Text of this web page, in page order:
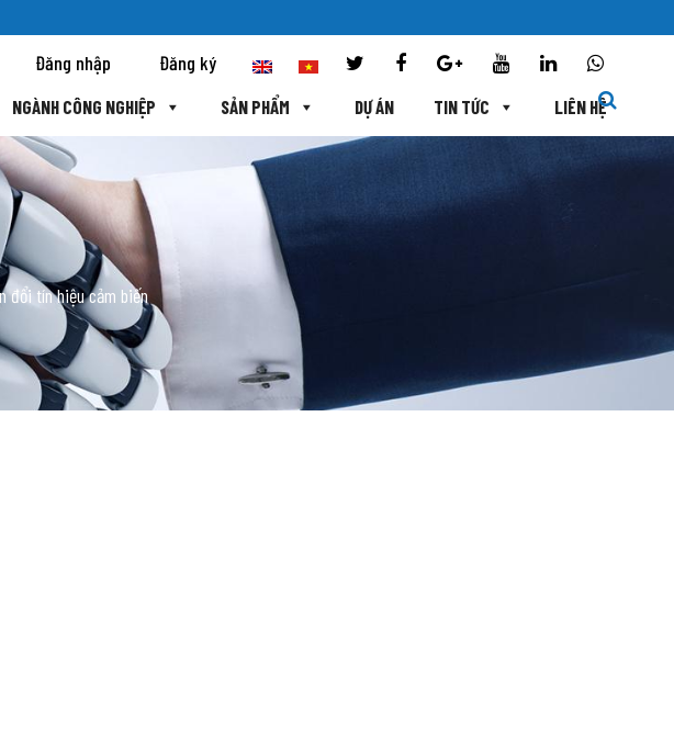
Đăng nhập Đăng ký
NGÀNH CÔNG NGHIỆP SẢN PHẨM DỰ ÁN TIN TỨC LIÊN HỆ
đổi tín hiệu cảm biến